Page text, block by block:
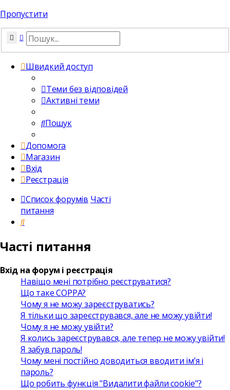
Пропустити
Пошук
Розширений пошук
Швидкий доступ
Теми без відповідей
Активні теми
Пошук
Допомога
Магазин
Вхід
Реєстрація
Список форумів Часті
питання
Пошук
Часті питання
Вхід на форум і реєстрація
Навіщо мені потрібно реєструватися?
Що таке COPPA?
Чому я не можу зареєструватись?
Я тільки що зареєструвався, але не можу увійти!
Чому я не можу увійти?
Я колись зареєструвався, але тепер не можу увійти!
Я забув пароль!
Чому мені постійно доводиться вводити ім’я і
пароль?
Що робить функція "Видалити файли cookie"?